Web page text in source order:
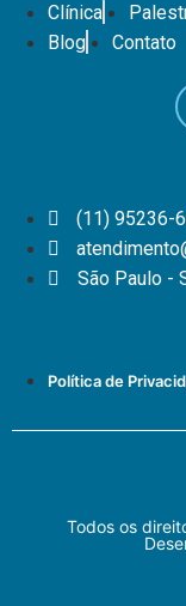
Clínica
Blog
Contato
(11) 95236-
São Paulo -
Política de
Todos os